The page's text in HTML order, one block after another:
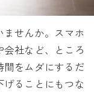
せんか。スマホ
社など、ところ
間をムダにするだ
ることにもつな